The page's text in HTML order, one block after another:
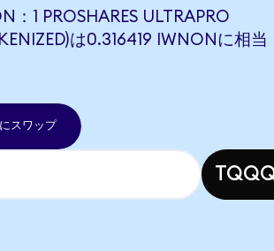
1 PROSHARES ULTRAPRO
は0.316419 IWNONに相当
スワップ